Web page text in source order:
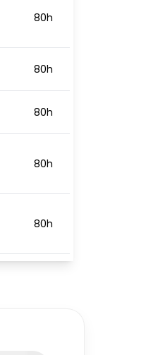
80h
80h
80h
80h
80h